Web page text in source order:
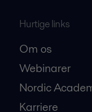
Hurtige links
Om os
Webinarer
Nordic
Karriere